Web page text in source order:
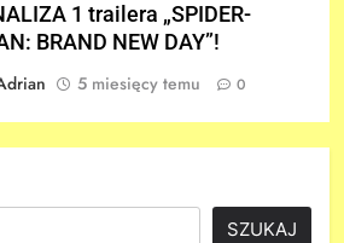
1 trailera „SPIDER-
BRAND NEW DAY”!
5 miesięcy temu 0
SZUKAJ